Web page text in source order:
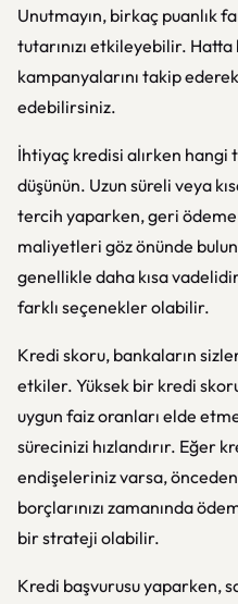
Unutmayın, birkaç puanlık
tutarınızı etkileyebilir. Hatta
kampanyalarını takip
edebilirsiniz.
İhtiyaç kredisi alırken hangi
düşünün. Uzun süreli veya
tercih yaparken, geri ödeme
maliyetleri göz önünde
genellikle daha kısa
farklı seçenekler olabilir.
Kredi skoru, bankaların
etkiler. Yüksek bir kredi
uygun faiz oranları elde
sürecinizi hızlandırır. Eğer
endişeleriniz varsa,
borçlarınızı zamanında
bir strateji olabilir.
Kredi başvurusu yaparken,